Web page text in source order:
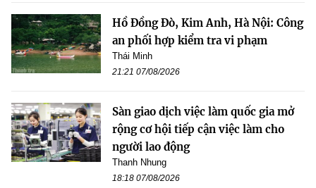
Hồ Đồng Đò, Kim Anh, Hà Nội: Công
an phối hợp kiểm tra vi phạm
Thái Minh
21:21 07/08/2026
Sàn giao dịch việc làm quốc gia mở
rộng cơ hội tiếp cận việc làm cho
người lao động
Thanh Nhung
18:18 07/08/2026